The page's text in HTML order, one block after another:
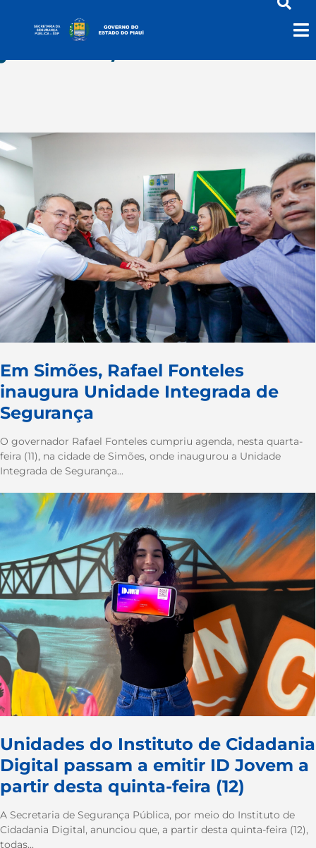
junho 11, 2025
Em Simões, Rafael Fonteles
inaugura Unidade Integrada de
Segurança
O governador Rafael Fonteles cumpriu agenda, nesta quarta-
feira (11), na cidade de Simões, onde inaugurou a Unidade
Integrada de Segurança...
Unidades do Instituto de Cidadania
Digital passam a emitir ID Jovem a
partir desta quinta-feira (12)
A Secretaria de Segurança Pública, por meio do Instituto de
Cidadania Digital, anunciou que, a partir desta quinta-feira (12),
todas...